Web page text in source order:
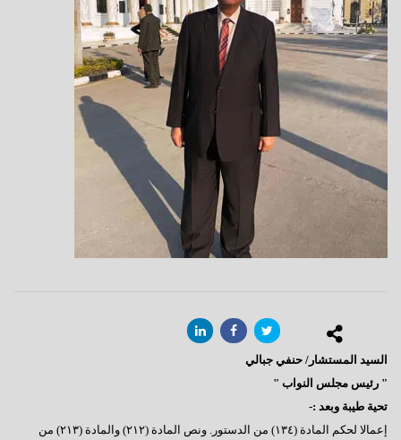
السيد المستشار/ حنفي جبالي
" رئيس مجلس النواب "
تحية طيبة وبعد :-
إعمالا لحكم المادة (١٣٤) من الدستور. ونص المادة (٢١٢) والمادة (٢١٣) من